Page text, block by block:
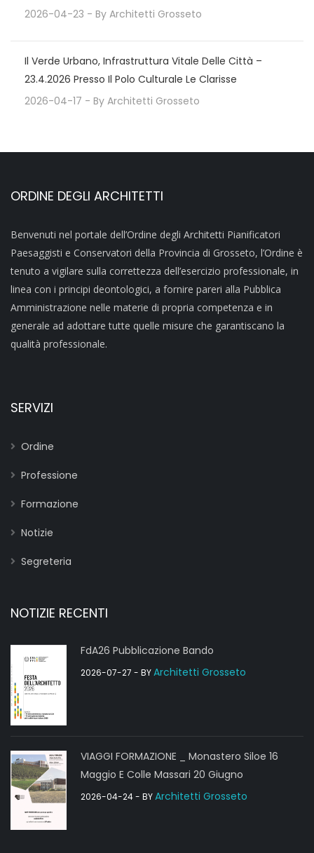
2026-04-23 - By Architetti Grosseto
Il Verde Urbano, Infrastruttura Vitale Delle Città –
23.4.2026 Presso Il Polo Culturale Le Clarisse
2026-04-17 - By Architetti Grosseto
ORDINE DEGLI ARCHITETTI
Benvenuti nel portale dell’Ordine degli Architetti Pianificatori
Paesaggisti e Conservatori della Provincia di Grosseto, l’Ordine è
tenuto a vigilare sulla correttezza dell’esercizio professionale, in
linea con i principi deontologici, a fornire pareri alla Pubblica
Amministrazione nelle materie di propria competenza e in
generale ad adottare tutte quelle misure che garantiscano la
qualità professionale.
SERVIZI
Ordine
Professione
Formazione
Notizie
Segreteria
NOTIZIE RECENTI
FdA26 Pubblicazione Bando
2026-07-27 - BYArchitetti Grosseto
VIAGGI FORMAZIONE _ Monastero Siloe 16
Maggio E Colle Massari 20 Giugno
2026-04-24- BYArchitetti Grosseto